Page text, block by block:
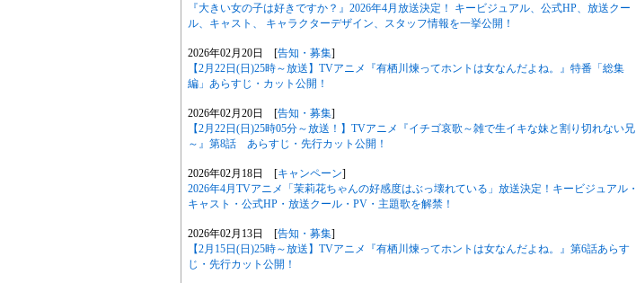
『大きい女の子は好きですか？』2026年4月放送決定！ キービジュアル、公式HP、放送クー
ル、キャスト、 キャラクターデザイン、スタッフ情報を一挙公開！
2026年02月20日 [告知・募集]
【2月22日(日)25時～放送】TVアニメ『有栖川煉ってホントは女なんだよね。』特番「総集
編」あらすじ・カット公開！
2026年02月20日 [告知・募集]
【2月22日(日)25時05分～放送！】TVアニメ『イチゴ哀歌～雑で生イキな妹と割り切れない兄
～』第8話 あらすじ・先行カット公開！
2026年02月18日 [キャンペーン]
2026年4月TVアニメ「茉莉花ちゃんの好感度はぶっ壊れている」放送決定！キービジュアル・
キャスト・公式HP・放送クール・PV・主題歌を解禁！
2026年02月13日 [告知・募集]
【2月15日(日)25時～放送】TVアニメ『有栖川煉ってホントは女なんだよね。』第6話あらす
じ・先行カット公開！